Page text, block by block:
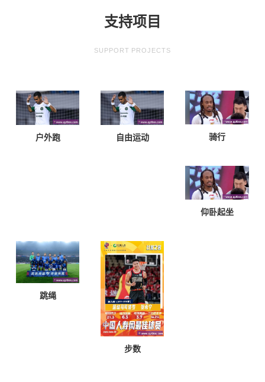
支持项目
SUPPORT PROJECTS
户外跑 自由运动 骑行
仰卧起坐
跳绳
步数